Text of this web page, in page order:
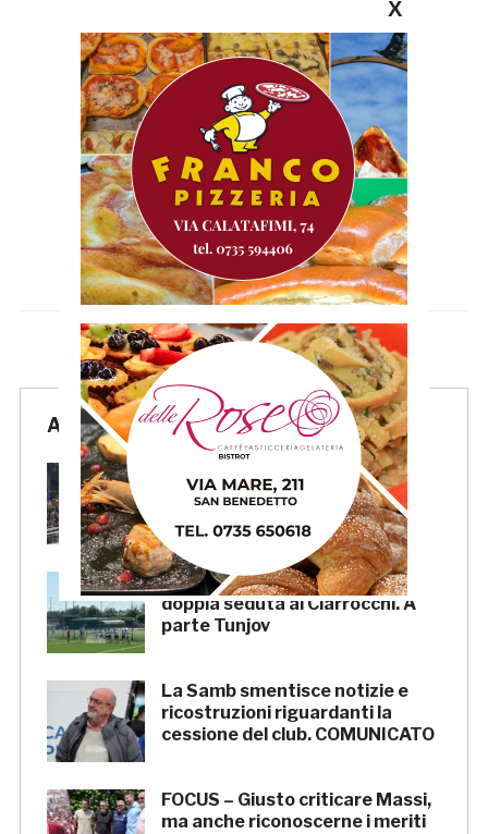
Articoli Recenti
Pescara-Samb, l’Osservatorio
rimanda la decisione al CASMS:
Samb, ripresi gli allenamenti:
doppia seduta al Ciarrocchi. A
parte Tunjov
La Samb smentisce notizie e
ricostruzioni riguardanti la
cessione del club. COMUNICATO
FOCUS – Giusto criticare Massi,
ma anche riconoscerne i meriti
X